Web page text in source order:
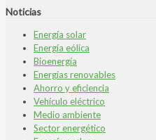
Noticias
Energía solar
Energía eólica
Bioenergía
Energías renovables
Ahorro y eficiencia
Vehículo eléctrico
Medio ambiente
Sector energético